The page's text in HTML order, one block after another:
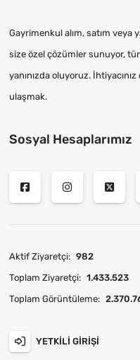
Gayrimenkul alım, satım veya
size özel çözümler sunuyor,
yanınızda oluyoruz.
ulaşmak.
Sosyal Hesaplarımız
Aktif Ziyaretçi: 982
Toplam Ziyaretçi: 1.433.523
Toplam Görüntüleme:
YETKILI GIRIŞI